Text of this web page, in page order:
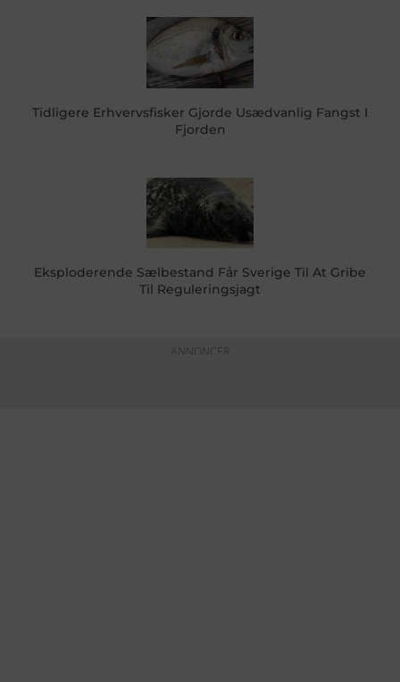
Tidligere Erhvervsfisker Gjorde Usædvanlig Fangst I
Fjorden
Eksploderende Sælbestand Får Sverige Til At Gribe
Til Reguleringsjagt
ANNONCER